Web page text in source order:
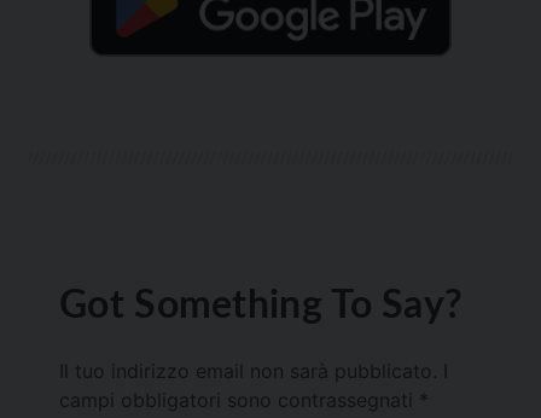
Got Something To Say?
Il tuo indirizzo email non sarà pubblicato.
campi obbligatori sono contrassegnati *